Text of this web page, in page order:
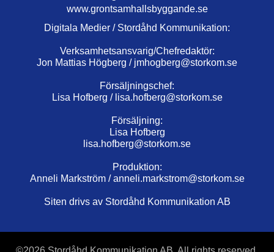
www.grontsamhallsbyggande.se
Digitala Medier / Stordåhd Kommunikation:
Verksamhetsansvarig/Chefredaktör:
Jon Mattias Högberg / jmhogberg@storkom.se
Försäljningschef:
Lisa Hofberg / lisa.hofberg@storkom.se
Försäljning:
Lisa Hofberg
lisa.hofberg@storkom.se
Produktion:
Anneli Markström /anneli.markstrom@storkom.se
Siten drivs av Stordåhd Kommunikation AB